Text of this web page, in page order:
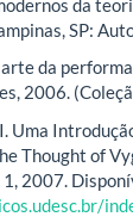
SP:
arte da
2006.
Uma
Thought of
1, 2007.